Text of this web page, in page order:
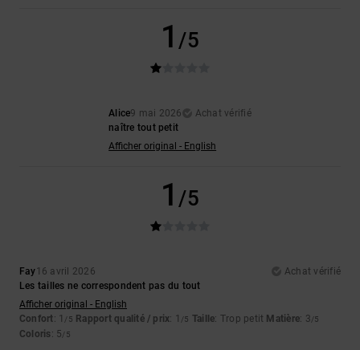
1 /5
Alice9 mai 2026
Achat vérifié
naître tout petit
Afficher original - English
1 /5
Fay16 avril 2026
Achat vérifié
Les tailles ne correspondent pas du tout
Afficher original - English
Confort: 1 /5 Rapport qualité / prix: 1 /5 Taille: Trop petit Matière: 3/5
Coloris: 5/5